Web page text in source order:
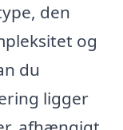
den
og
du
ligger